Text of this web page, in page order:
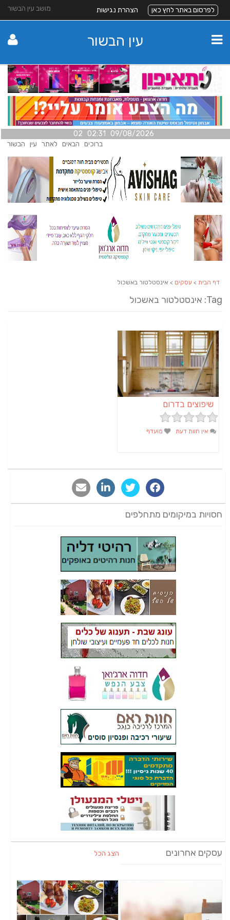
מושב עין הבשור לפרסום באתר לחץ כאן הצהרת נגישות
עין הבשור
09/08/2026 02:31 02
ברוכים הבאים לאתר עין הבשור
דף הבית > עסקים > אינסטלטור באשכול
Tag: אינסטלטור באשכול
שיפוצים בדרום
אין חוות דעת מועדף
חסויות במיקומים מתחלפים
עסקים אחרונים הצג הכל